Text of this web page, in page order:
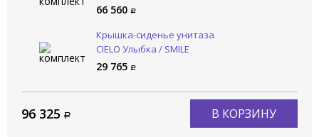
66 560
Крышка-сиденье унитаза
CIELO Улыбка / SMILE
CPVSMNEWF BR
29 765
96 325 В КОРЗИНУ